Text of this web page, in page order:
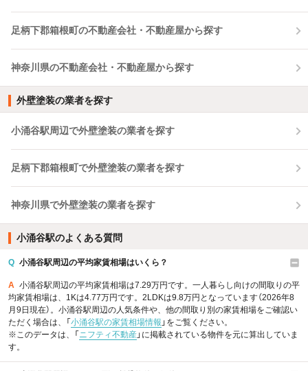
足柄下郡箱根町の不動産会社・不動産屋から探す
神奈川県の不動産会社・不動産屋から探す
外壁塗装の業者を探す
小涌谷駅周辺で外壁塗装の業者を探す
足柄下郡箱根町で外壁塗装の業者を探す
神奈川県で外壁塗装の業者を探す
小涌谷駅のよくある質問
Q 小涌谷駅周辺の平均家賃相場はいくら？
A 小涌谷駅周辺の平均家賃相場は7.29万円です。一人暮らし向けの間取りの平
均家賃相場は、1Kは4.77万円です。2LDKは9.8万円となっています（2026年8
月9日現在）。小涌谷駅周辺の人気条件や、他の間取り別の家賃相場をご確認い
ただく場合は、「 小涌谷駅の家賃相場情報 」をご覧ください。
※このデータは、「 ニフティ不動産 」に掲載されている物件を元に算出していま
す。